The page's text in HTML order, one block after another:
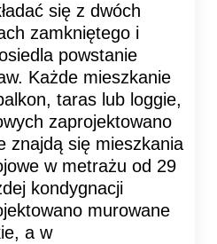
się z dwóch
zamkniętego i
powstanie
Każde mieszkanie
taras lub loggie,
zaprojektowano
znajdą się mieszkania
w metrażu od 29
kondygnacji
murowane
a w